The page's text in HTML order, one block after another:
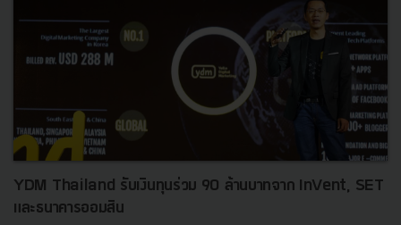
YDM Thailand รับเงินทุนร่วม 90 ล้านบาทจาก InVent, SET
และธนาคารออมสิน